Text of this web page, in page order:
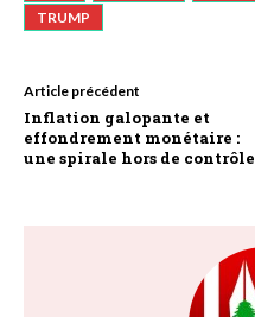
TRUMP
Article précédent
Inflation galopante et
effondrement monétaire :
une spirale hors de contrôle